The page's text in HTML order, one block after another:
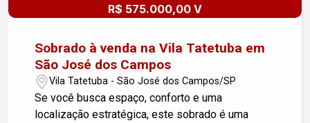
R$ 575.000,00 V
Sobrado à venda na Vila Tatetuba em
São José dos Campos
Vila Tatetuba - São José dos Campos/SP
Se você busca espaço, conforto e uma
localização estratégica, este sobrado é uma